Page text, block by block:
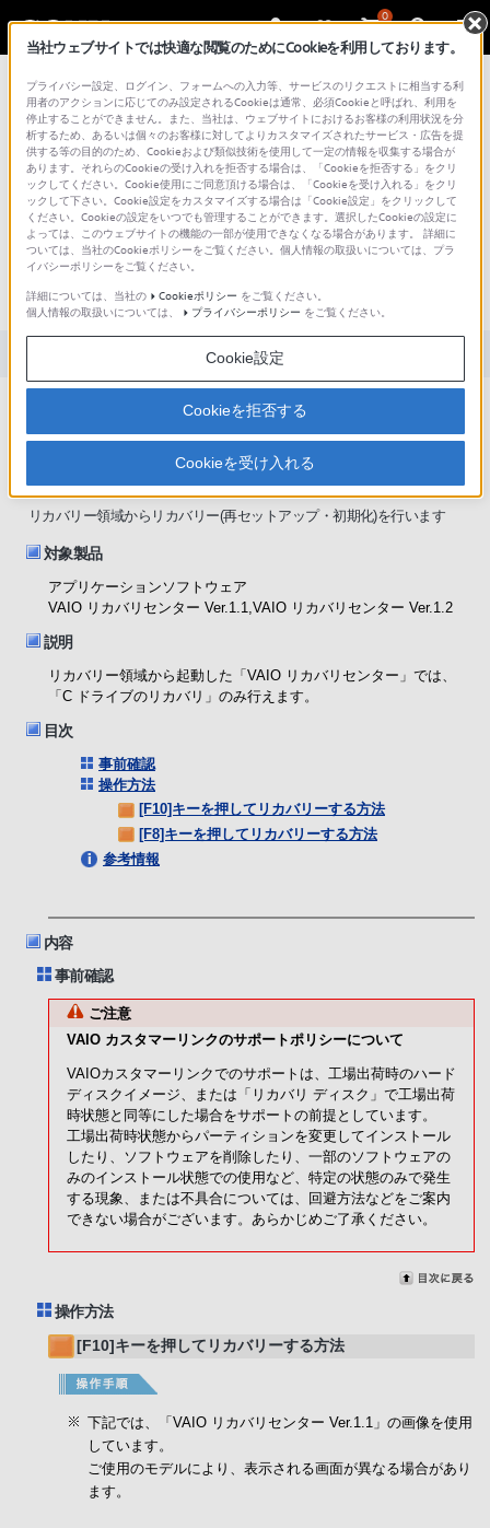
0
総合サポート・お問い合わせ
文書番号 : S0709201036000 / 最終更新日 : 2025/03/11
[VAIO リカバリセンター Ver.1.1,VAIO リ
カバリセンター Ver.1.2] Windows が起動
しない状態でリカバリ（再セットアッ
プ・初期化）する方法
Windows Vistaが起動しない状態でリカバリー(再セットアップ・初
期化)する方法を教えてください。
リカバリー領域からリカバリー(再セットアップ・初期化)を行います
対象製品
アプリケーションソフトウェア
VAIO リカバリセンター Ver.1.1,VAIO リカバリセンター Ver.1.2
説明
リカバリー領域から起動した「VAIO リカバリセンター」では、
「C ドライブのリカバリ」のみ行えます。
目次
事前確認
操作方法
[F10]キーを押してリカバリーする方法
[F8]キーを押してリカバリーする方法
参考情報
内容
事前確認
ご注意
VAIO カスタマーリンクのサポートポリシーについて
VAIOカスタマーリンクでのサポートは、工場出荷時のハード
ディスクイメージ、または「リカバリ ディスク」で工場出荷
時状態と同等にした場合をサポートの前提としています。
工場出荷時状態からパーティションを変更してインストール
したり、ソフトウェアを削除したり、一部のソフトウェアの
みのインストール状態での使用など、特定の状態のみで発生
する現象、または不具合については、回避方法などをご案内
できない場合がございます。あらかじめご了承ください。
操作方法
[F10]キーを押してリカバリーする方法
下記では、「VAIO リカバリセンター Ver.1.1」の画像を使用
しています。
ご使用のモデルにより、表示される画面が異なる場合があり
ます。
当社ウェブサイトでは快適な閲覧のためにCookieを利用しております。
プライバシー設定、ログイン、フォームへの入力等、サービスのリクエストに相当する利
用者のアクションに応じてのみ設定されるCookieは通常、必須Cookieと呼ばれ、利用を
停止することができません。また、当社は、ウェブサイトにおけるお客様の利用状況を分
析するため、あるいは個々のお客様に対してよりカスタマイズされたサービス・広告を提
供する等の目的のため、Cookieおよび類似技術を使用して一定の情報を収集する場合が
あります。それらのCookieの受け入れを拒否する場合は、「Cookieを拒否する」をクリ
ックしてください。Cookie使用にご同意頂ける場合は、「Cookieを受け入れる」をクリ
ックして下さい。Cookie設定をカスタマイズする場合は「Cookie設定」をクリックして
ください。Cookieの設定をいつでも管理することができます。選択したCookieの設定に
よっては、このウェブサイトの機能の一部が使用できなくなる場合があります。 詳細に
ついては、当社のCookieポリシーをご覧ください。個人情報の取扱いについては、プラ
イバシーポリシーをご覧ください。
詳細については、当社の
Cookieポリシー をご覧ください。
個人情報の取扱いについては、
プライバシーポリシー をご覧ください。
Cookie設定
Cookieを拒否する
Cookieを受け入れる